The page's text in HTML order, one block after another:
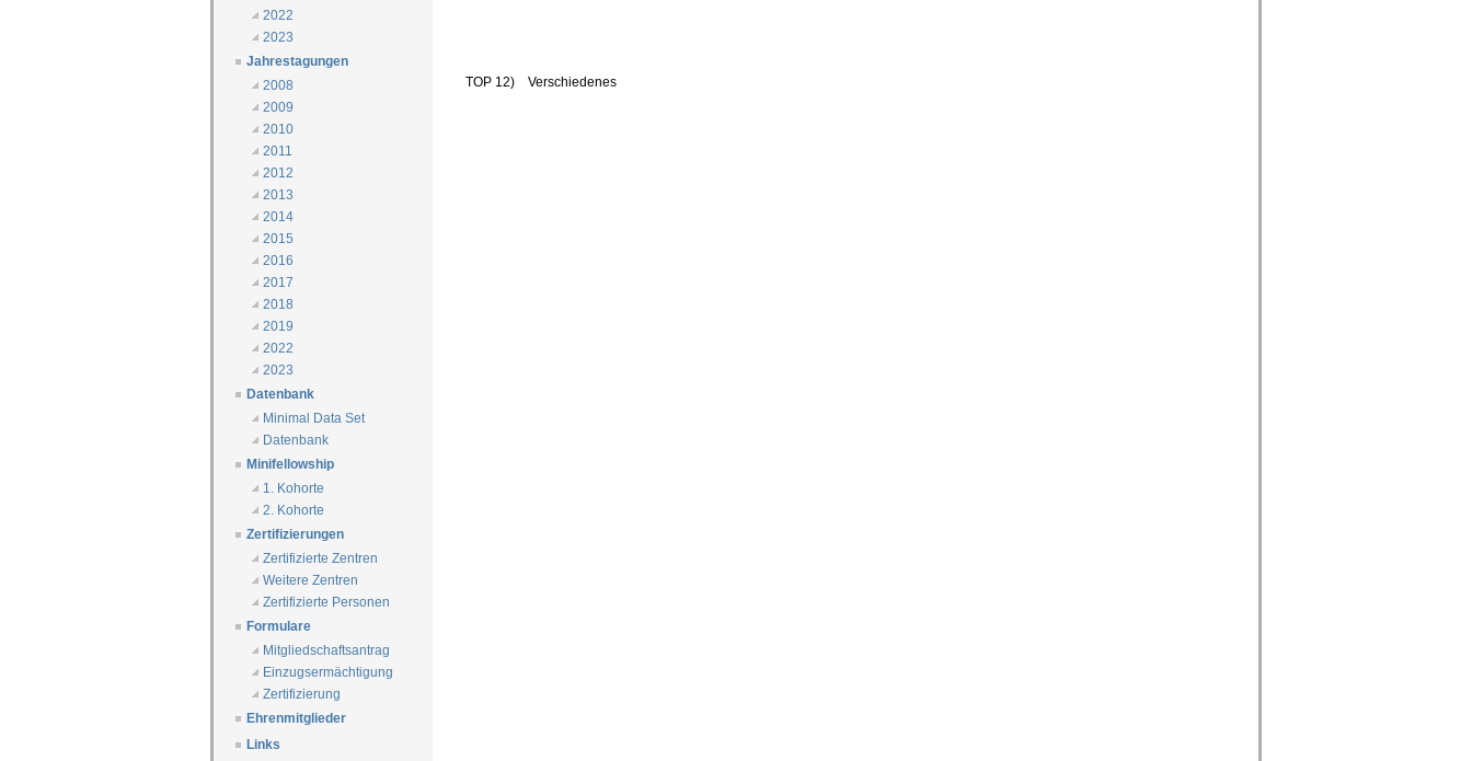
2022
2023
Jahrestagungen
2008
2009
2010
2011
2012
2013
2014
2015
2016
2017
2018
2019
2022
2023
Datenbank
Minimal Data Set
Datenbank
Minifellowship
1. Kohorte
2. Kohorte
Zertifizierungen
Zertifizierte Zentren
Weitere Zentren
Zertifizierte Personen
Formulare
Mitgliedschaftsantrag
Einzugsermächtigung
Zertifizierung
Ehrenmitglieder
Links
TOP 12) Verschiedenes